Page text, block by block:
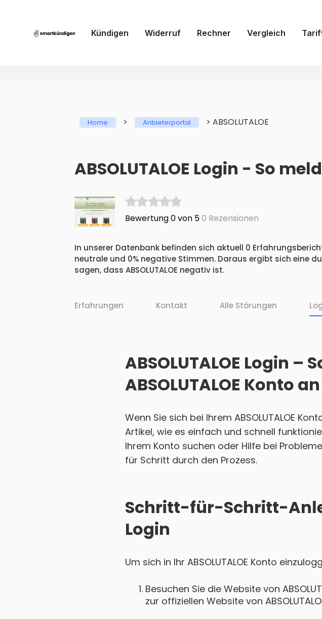
Kündigen Widerruf Rechner Vergleich
Home > Anbieterportal > ABSOLUTALOE
ABSOLUTALOE Login - So
Bewertung 0 von 50 Rezensionen
In unserer Datenbank befinden sich aktuell 0
neutrale und 0% negative Stimmen. Daraus ergibt sich eine
sagen, dass ABSOLUTALOE negativ ist.
Erfahrungen Kontakt Alle Störungen
ABSOLUTALOE Login –
ABSOLUTALOE Konto an
Wenn Sie sich bei Ihrem ABSOLUTALOE
Artikel, wie es einfach und schnell
Ihrem Konto suchen oder Hilfe bei
für Schritt durch den Prozess.
Schritt-für-Schritt-
Login
Um sich in Ihr ABSOLUTALOE Konto
Besuchen Sie die Website von
zur offiziellen Website von